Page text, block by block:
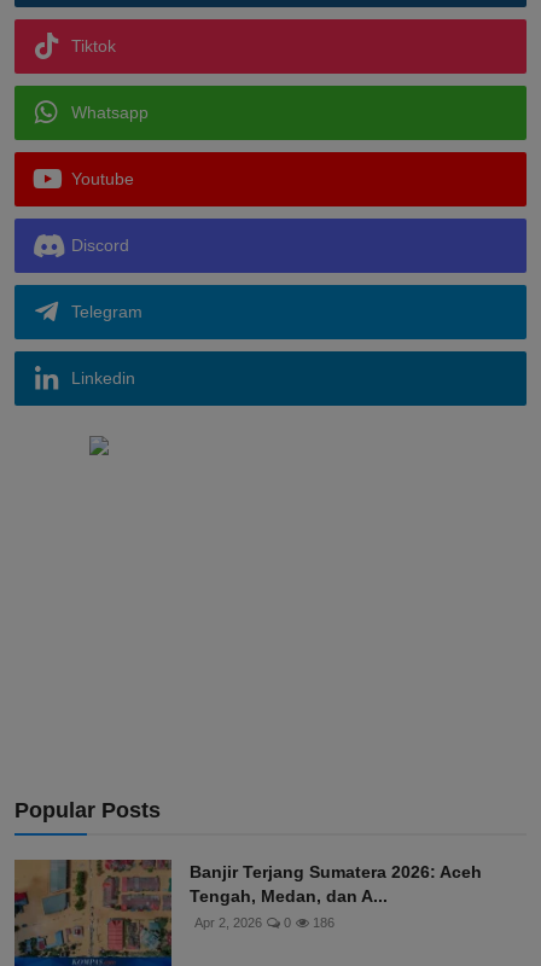
Tiktok
Whatsapp
Youtube
Discord
Telegram
Linkedin
Popular Posts
Banjir Terjang Sumatera 2026: Aceh
Tengah, Medan, dan A...
Apr 2, 2026 0 186